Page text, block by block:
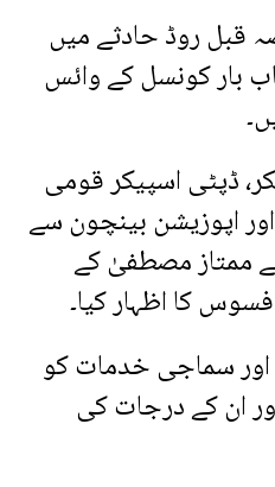
قبل روڈ حادثے میں
بار کونسل کے وائس
ڈپٹی اسپیکر قومی
اپوزیشن بینچون سے
نے ممتاز مصطفیٰ کے
کا اظہار کیا۔
اور سماجی خدمات کو
ان کے درجات کی